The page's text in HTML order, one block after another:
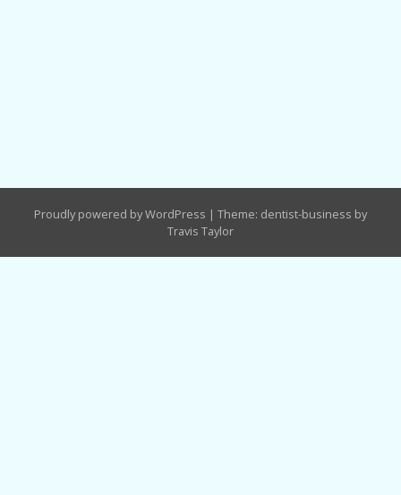
Proudly powered by WordPress | Theme: dentist-business by
Travis Taylor